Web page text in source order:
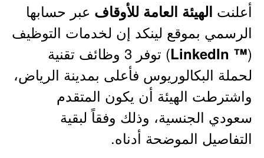
أعلنت الهيئة العامة للأوقاف عبر حسابها
الرسمي بموقع لينكد إن لخدمات التوظيف
(
™ LinkedIn
) توفر 3 وظائف تقنية
لحملة البكالوريوس فأعلى بمدينة الرياض،
واشترطت الهيئة أن يكون المتقدم
سعودي الجنسية، وذلك وفقاً لبقية
التفاصيل الموضحة أدناه.